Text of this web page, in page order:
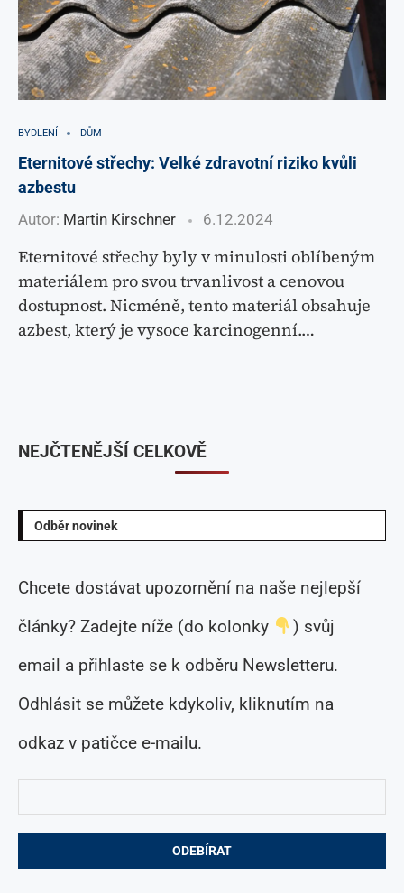
BYDLENÍ DŮM
Eternitové střechy: Velké zdravotní riziko kvůli
azbestu
Autor: Martin Kirschner 6.12.2024
Eternitové střechy byly v minulosti oblíbeným
materiálem pro svou trvanlivost a cenovou
dostupnost. Nicméně, tento materiál obsahuje
azbest, který je vysoce karcinogenní.…
Odběr novinek
Chcete dostávat upozornění na naše nejlepší
články? Zadejte níže (do kolonky
) svůj
email a přihlaste se k odběru Newsletteru.
Odhlásit se můžete kdykoliv, kliknutím na
odkaz v patičce e-mailu.
NEJČTENĚJŠÍ CELKOVĚ